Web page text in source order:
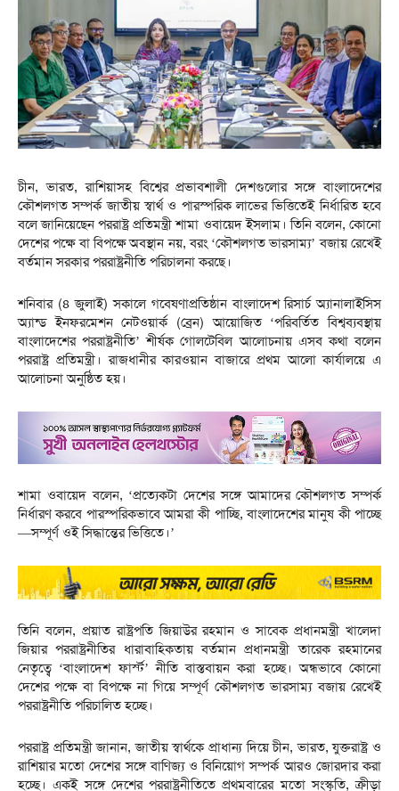
চীন, ভারত, রাশিয়াসহ বিশ্বের প্রভাবশালী দেশগুলোর সঙ্গে বাংলাদেশের
কৌশলগত সম্পর্ক জাতীয় স্বার্থ ও পারস্পরিক লাভের ভিত্তিতেই নির্ধারিত হবে
বলে জানিয়েছেন পররাষ্ট্র প্রতিমন্ত্রী শামা ওবায়েদ ইসলাম। তিনি বলেন, কোনো
দেশের পক্ষে বা বিপক্ষে অবস্থান নয়, বরং ‘কৌশলগত ভারসাম্য’ বজায় রেখেই
বর্তমান সরকার পররাষ্ট্রনীতি পরিচালনা করছে।
শনিবার (৪ জুলাই) সকালে গবেষণাপ্রতিষ্ঠান বাংলাদেশ রিসার্চ অ্যানালাইসিস
অ্যান্ড ইনফরমেশন নেটওয়ার্ক (ব্রেন) আয়োজিত ‘পরিবর্তিত বিশ্বব্যবস্থায়
বাংলাদেশের পররাষ্ট্রনীতি’ শীর্ষক গোলটেবিল আলোচনায় এসব কথা বলেন
পররাষ্ট্র প্রতিমন্ত্রী। রাজধানীর কারওয়ান বাজারে প্রথম আলো কার্যালয়ে এ
আলোচনা অনুষ্ঠিত হয়।
শামা ওবায়েদ বলেন, ‘প্রত্যেকটা দেশের সঙ্গে আমাদের কৌশলগত সম্পর্ক
নির্ধারণ করবে পারস্পরিকভাবে আমরা কী পাচ্ছি, বাংলাদেশের মানুষ কী পাচ্ছে
—সম্পূর্ণ ওই সিদ্ধান্তের ভিত্তিতে।’
তিনি বলেন, প্রয়াত রাষ্ট্রপতি জিয়াউর রহমান ও সাবেক প্রধানমন্ত্রী খালেদা
জিয়ার পররাষ্ট্রনীতির ধারাবাহিকতায় বর্তমান প্রধানমন্ত্রী তারেক রহমানের
নেতৃত্বে ‘বাংলাদেশ ফার্স্ট’ নীতি বাস্তবায়ন করা হচ্ছে। অন্ধভাবে কোনো
দেশের পক্ষে বা বিপক্ষে না গিয়ে সম্পূর্ণ কৌশলগত ভারসাম্য বজায় রেখেই
পররাষ্ট্রনীতি পরিচালিত হচ্ছে।
পররাষ্ট্র প্রতিমন্ত্রী জানান, জাতীয় স্বার্থকে প্রাধান্য দিয়ে চীন, ভারত, যুক্তরাষ্ট্র ও
রাশিয়ার মতো দেশের সঙ্গে বাণিজ্য ও বিনিয়োগ সম্পর্ক আরও জোরদার করা
হচ্ছে। একই সঙ্গে দেশের পররাষ্ট্রনীতিতে প্রথমবারের মতো সংস্কৃতি, ক্রীড়া